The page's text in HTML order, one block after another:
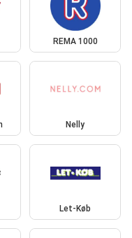
REMA 1000
Nelly
Let-Køb